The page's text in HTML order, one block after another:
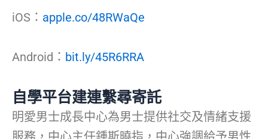
iOS： apple.co/48RWaQe
Android： bit.ly/45R6RRA
自學平台建連繫尋寄託
明愛男士成長中心為男士提供社交及情緒支援